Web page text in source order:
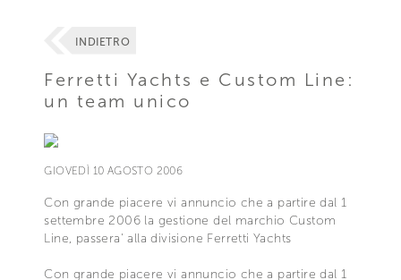
INDIETRO
Ferretti Yachts e Custom Line:
un team unico
GIOVEDÌ 10 AGOSTO 2006
Con grande piacere vi annuncio che a partire dal 1
settembre 2006 la gestione del marchio Custom
Line, passera' alla divisione Ferretti Yachts
Con grande piacere vi annuncio che a partire dal 1